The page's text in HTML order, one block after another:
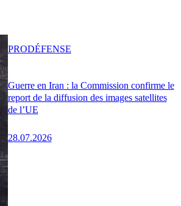
Guerre en Iran : la Commission confirme le
report de la diffusion des images satellites
de l’UE
28.07.2026
PRODÉFENSE